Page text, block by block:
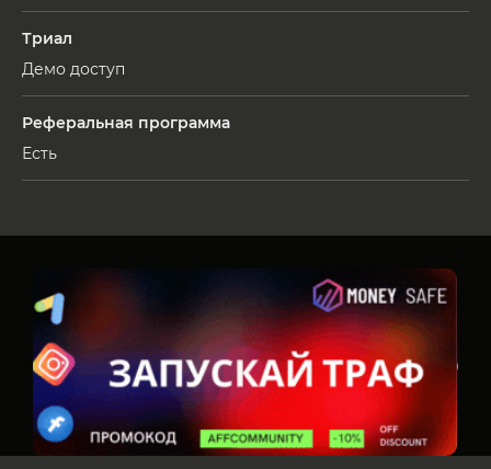
Триал
Демо доступ
Реферальная программа
Есть